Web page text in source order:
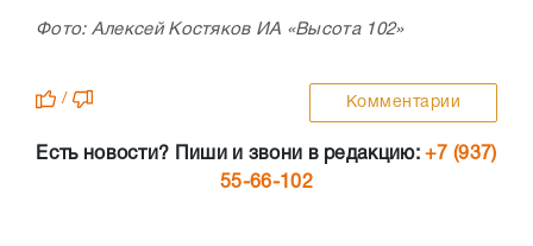
Фото: Алексей Костяков ИА «Высота 102»
/ Комментарии
Есть новости? Пиши и звони в редакцию:+7 (937)
55-66-102